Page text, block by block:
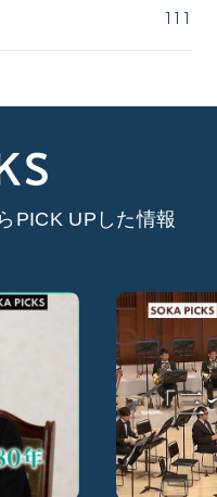
111
PICK UPした情報